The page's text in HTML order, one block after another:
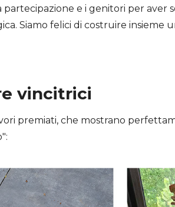
e i genitori per aver
Siamo felici di costruire insieme
vincitrici
premiati, che mostrano